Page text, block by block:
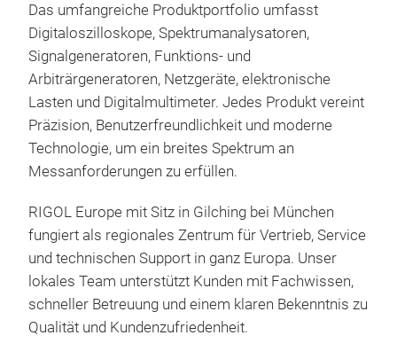
Das umfangreiche Produktportfolio umfasst
Digitaloszilloskope, Spektrumanalysatoren,
Signalgeneratoren, Funktions- und
Arbiträrgeneratoren, Netzgeräte, elektronische
Lasten und Digitalmultimeter. Jedes Produkt vereint
Präzision, Benutzerfreundlichkeit und moderne
Technologie, um ein breites Spektrum an
Messanforderungen zu erfü llen.
RIGOL Europe mit Sitz in Gilching bei München
fungiert als regionales Zentrum für Vertrieb, Service
und technischen Support in ganz Europa. Unser
lokales Team unterstützt Kunden mit Fachwissen,
schneller Betreuung und einem klaren Bekenntnis zu
Qualität und Kundenzufriedenheit.